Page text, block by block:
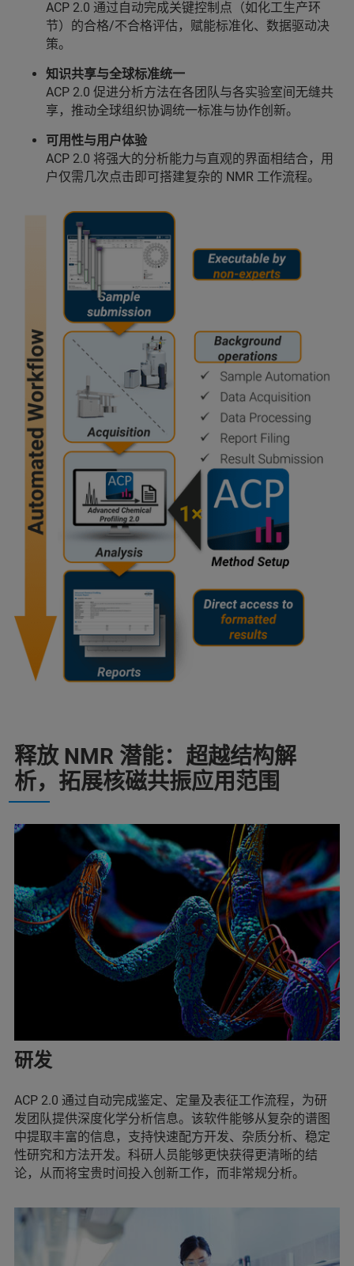
ACP 2.0 通过自动完成关键控制点（如化工生产环
节）的合格/不合格评估，赋能标准化、数据驱动决
策。
知识共享与全球标准统一
ACP 2.0 促进分析方法在各团队与各实验室间无缝共
享，推动全球组织协调统一标准与协作创新。
可用性与用户体验
ACP 2.0 将强大的分析能力与直观的界面相结合，用
户仅需几次点击即可搭建复杂的 NMR 工作流程。
释放 NMR 潜能：超越结构解
析，拓展核磁共振应用范围
研发
ACP 2.0 通过自动完成鉴定、定量及表征工作流程，为研
发团队提供深度化学分析信息。该软件能够从复杂的谱图
中提取丰富的信息，支持快速配方开发、杂质分析、稳定
性研究和方法开发。科研人员能够更快获得更清晰的结
论，从而将宝贵时间投入创新工作，而非常规分析。